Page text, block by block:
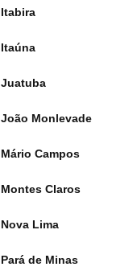
Itabira
Itaúna
Juatuba
João Monlevade
Mário Campos
Montes Claros
Nova Lima
Pará de Minas